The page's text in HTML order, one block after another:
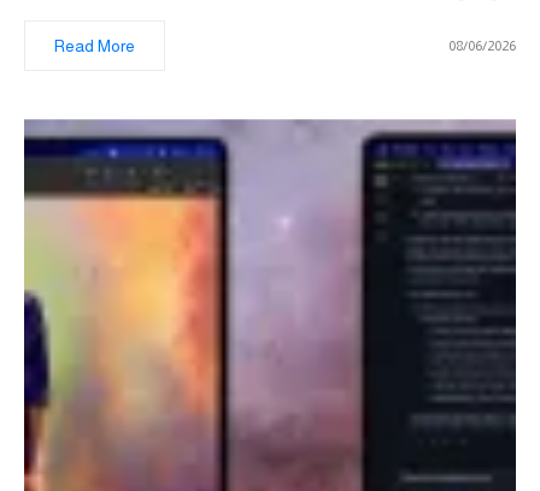
08/06/2026
Read More